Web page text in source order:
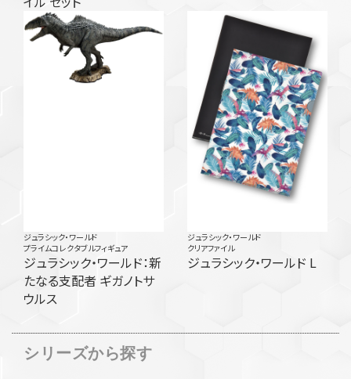
ジュラシック・ワールド
プライムコレクタブルフィギュア
ジュラシック・ワールド：新
たなる支配者 ギガノトサ
ウルス
ジュラシック・ワールド
クリアファイル
ジュラシック・ワールド L
シリーズから探す